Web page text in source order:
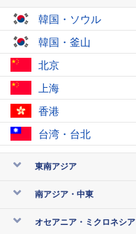
韓国・ソウル
韓国・釜山
北京
上海
香港
台湾・台北
東南アジア
南アジア・中東
オセアニア・ミクロネシア